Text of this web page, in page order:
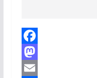
F
aM